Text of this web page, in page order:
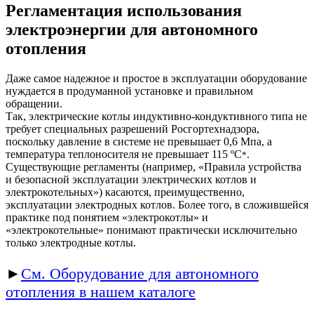
Регламентация использования
электроэнергии для автономного
отопления
Даже самое надежное и простое в эксплуатации оборудование
нуждается в продуманной установке и правильном
обращении.
Так, электрические котлы индуктивно-кондуктивного типа не
требует специальных разрешений Росгортехнадзора,
поскольку давление в системе не превышает 0,6 Мпа, а
температура теплоносителя не превышает 115 ºС*.
Существующие регламенты (например, «Правила устройства
и безопасной эксплуатации электрических котлов и
электрокотельных») касаются, преимущественно,
эксплуатации электродных котлов. Более того, в сложившейся
практике под понятием «электрокотлы» и
«электрокотельные» понимают практически исключительно
только электродные котлы.
► См. Оборудование для автономного
отопления в нашем каталоге